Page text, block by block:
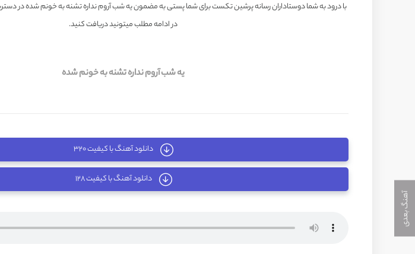
آهنگ بعدی
با درود به شما دوستاداران رسانه پرشین تکست برای شما پستی به مضمون یه شب آروم نداره تشنه به خونم شده در
در ادامه مطلب میتونید دریافت کنید.
یه شب آروم نداره تشنه به خونم شده
دانلود آهنگ با کیفیت ۳۲۰
دانلود آهنگ با کیفیت ۱۲۸